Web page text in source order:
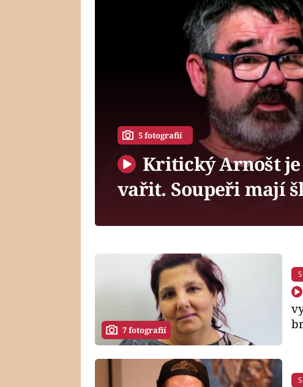
5 fotografií
Kritický Arnošt je
vařit. Soupeři mají
7 fotografií